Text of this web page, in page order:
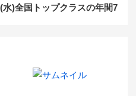
(水)全国トップクラスの年間7